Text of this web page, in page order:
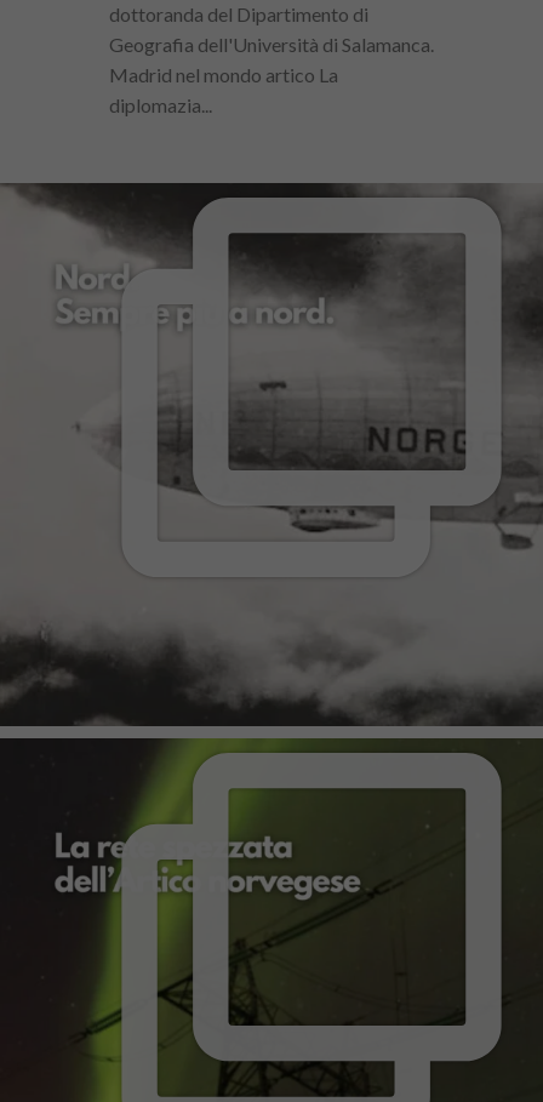
dottoranda del Dipartimento di
Geografia dell'Università di Salamanca.
Madrid nel mondo artico La
diplomazia...